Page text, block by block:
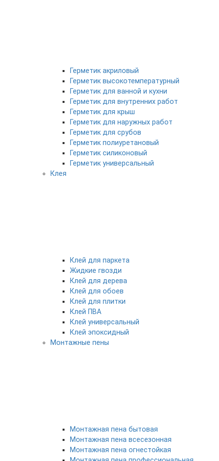
Герметик акриловый
Герметик высокотемпературный
Герметик для ванной и кухни
Герметик для внутренних работ
Герметик для крыш
Герметик для наружных работ
Герметик для срубов
Герметик полиуретановый
Герметик силиконовый
Герметик универсальный
Клея
Клей для паркета
Жидкие гвозди
Клей для дерева
Клей для обоев
Клей для плитки
Клей ПВА
Клей универсальный
Клей эпоксидный
Монтажные пены
Монтажная пена бытовая
Монтажная пена всесезонная
Монтажная пена огнестойкая